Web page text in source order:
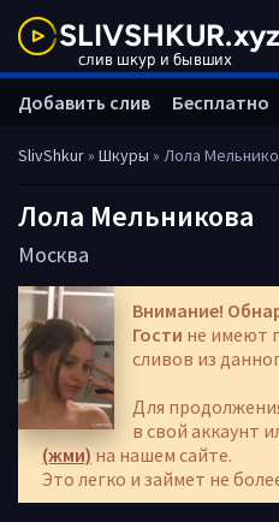
SlivShkur» Шкуры » Лола
Лола Мельникова
Москва
Внимание!
Гости не имеют
сливов из
Для
в свой аккаунт
(жми) на нашем сайте.
Это легко и займет не
Добавить слив Бесплатно